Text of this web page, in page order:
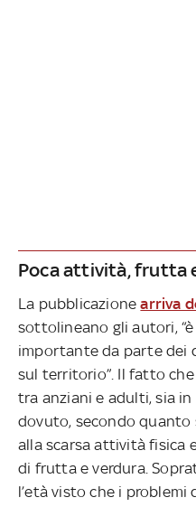
Poca attività, frutta
La pubblicazionearriva
sottolineano gli autori,
importante da parte dei
sul territorio”. Il fatto
tra anziani e adulti, sia
dovuto, secondo quanto
alla scarsa attività fisica
di frutta e verdura.
l’età visto che i problemi